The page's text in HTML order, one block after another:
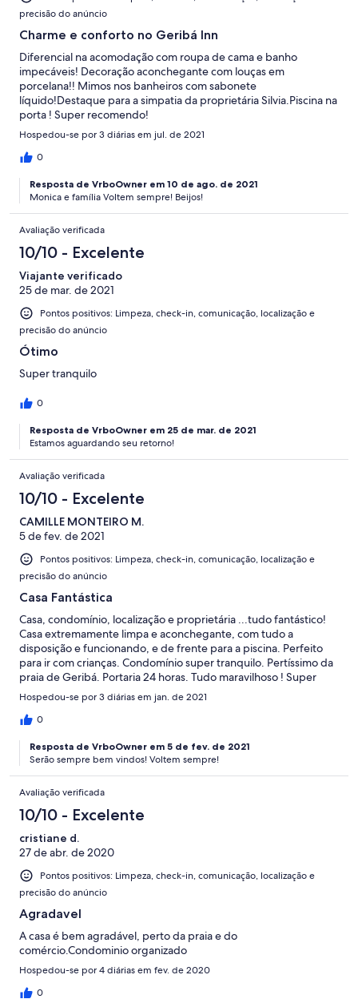
precisão do anúncio
Charme e conforto no Geribá Inn
Diferencial na acomodação com roupa de cama e banho
impecáveis! Decoração aconchegante com louças em
porcelana!! Mimos nos banheiros com sabonete
líquido!Destaque para a simpatia da proprietária Silvia.Piscina na
porta ! Super recomendo!
Hospedou-se por 3 diárias em jul. de 2021
0
Resposta de VrboOwner em 10 de ago. de 2021
Monica e família Voltem sempre! Beijos!
Avaliação verificada
10/10 - Excelente
Viajante verificado
25 de mar. de 2021
Pontos positivos: Limpeza, check-in, comunicação, localização e
precisão do anúncio
Ótimo
Super tranquilo
0
Resposta de VrboOwner em 25 de mar. de 2021
Estamos aguardando seu retorno!
Avaliação verificada
10/10 - Excelente
CAMILLE MONTEIRO M.
5 de fev. de 2021
Pontos positivos: Limpeza, check-in, comunicação, localização e
precisão do anúncio
Casa Fantástica
Casa, condomínio, localização e proprietária ...tudo fantástico!
Casa extremamente limpa e aconchegante, com tudo a
disposição e funcionando, e de frente para a piscina. Perfeito
para ir com crianças. Condomínio super tranquilo. Pertíssimo da
praia de Geribá. Portaria 24 horas. Tudo maravilhoso ! Super
recomendo ! Certamente voltaremos !
Hospedou-se por 3 diárias em jan. de 2021
0
Resposta de VrboOwner em 5 de fev. de 2021
Serão sempre bem vindos! Voltem sempre!
Avaliação verificada
10/10 - Excelente
cristiane d.
27 de abr. de 2020
Pontos positivos: Limpeza, check-in, comunicação, localização e
precisão do anúncio
Agradavel
A casa é bem agradável, perto da praia e do
comércio.Condominio organizado
Hospedou-se por 4 diárias em fev. de 2020
0